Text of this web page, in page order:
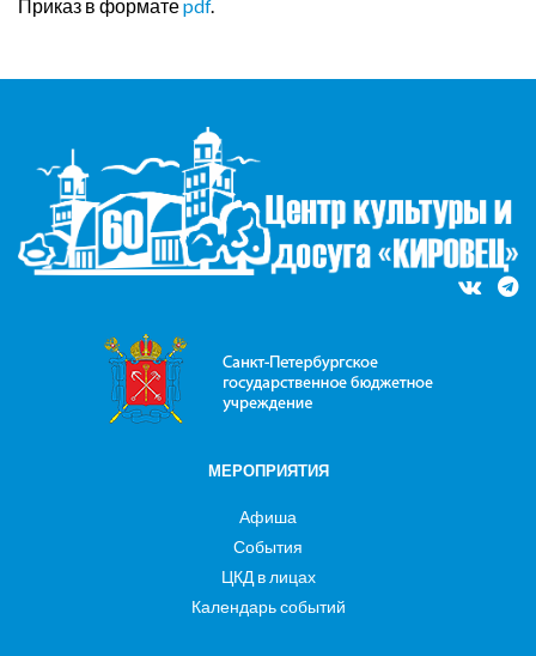
Приказ в форматеpdf.
МЕРОПРИЯТИЯ
Афиша
События
ЦКД в лицах
Календарь событий